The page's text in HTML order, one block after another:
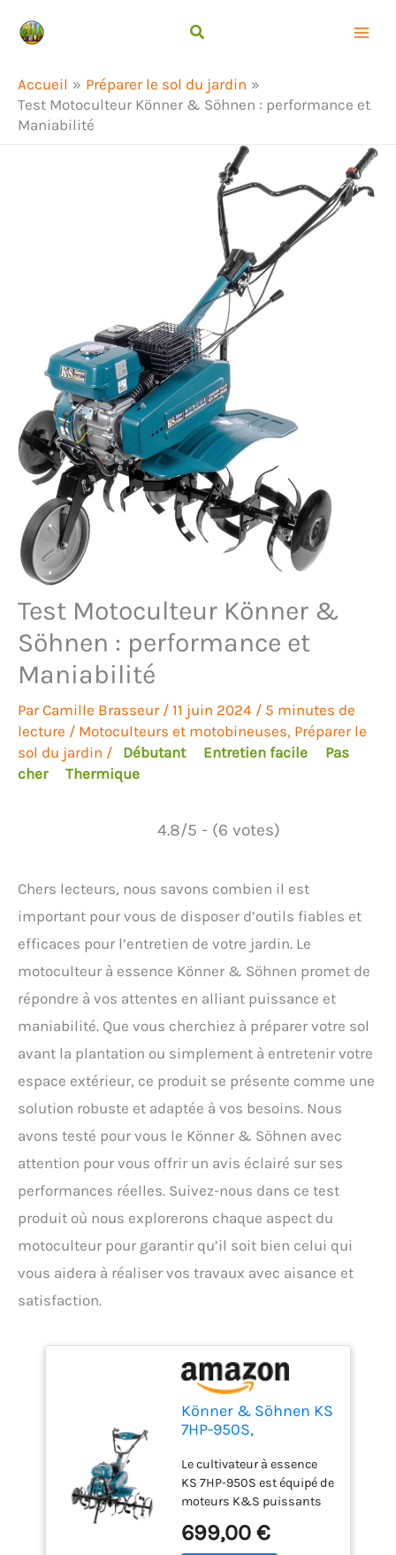
Accueil
Préparer le sol du jardin
Test Motoculteur Könner & Söhnen : performance et
Maniabilité
Test Motoculteur Könner &
Söhnen : performance et
Maniabilité
ParCamille Brasseur / 11 juin 2024 / 5 minutes de
lecture / Motoculteurs et motobineuses, Préparer le
sol du jardin / Débutant Entretien facile
Pas
cher
Thermique
4.8/5 - (6 votes)
Chers lecteurs, nous savons combien il est
important pour vous de disposer d’outils fiables et
efficaces pour l’entretien de votre jardin. Le
motoculteur à essence Könner & Söhnen promet de
répondre à vos attentes en alliant puissance et
maniabilité. Que vous cherchiez à préparer votre sol
avant la plantation ou simplement à entretenir votre
espace extérieur, ce produit se présente comme une
solution robuste et adaptée à vos besoins. Nous
avons testé pour vous le Könner & Söhnen avec
attention pour vous offrir un avis éclairé sur ses
performances réelles. Suivez-nous dans ce test
produit où nous explorerons chaque aspect du
motoculteur pour garantir qu’il soit bien celui qui
vous aidera à réaliser vos travaux avec aisance et
satisfaction.
Könner & Söhnen KS
7HP-950S,
essence,
motobineuse,
entraînement par
chaîne, 2 vitesses
avant, marche
Le cultivateur à essence
KS 7HP-950S est équipé de
moteurs K&S puissants
toutes les normes de
699,00 €